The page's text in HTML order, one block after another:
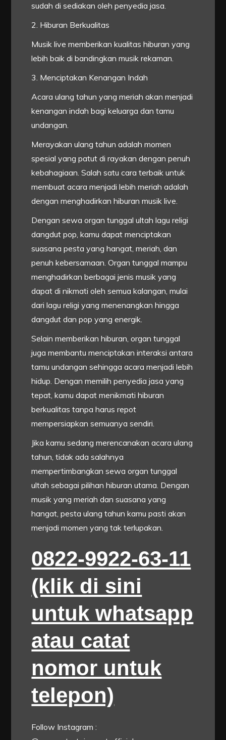
sudah di sediakan oleh penyedia jasa.
2. Hiburan Berkualitas
Musik live memberikan kualitas hiburan yang
lebih baik di bandingkan musik rekaman.
3. Menciptakan Kenangan Indah
Acara ulang tahun yang meriah akan menjadi
kenangan indah bagi keluarga dan tamu
undangan.
Merayakan ulang tahun adalah momen
spesial yang patut di rayakan dengan penuh
kebahagiaan. Salah satu cara terbaik untuk
membuat acara menjadi lebih meriah adalah
dengan menghadirkan hiburan musik live.
Dengan sewa organ tunggal ultah lagu religi
dangdut pop, kamu dapat menciptakan
suasana pesta yang hangat, meriah, dan
penuh kebersamaan. Organ tunggal mampu
menghadirkan berbagai jenis musik yang
dapat di nikmati oleh semua kalangan, mulai
dari lagu religi yang menenangkan hingga
dangdut dan pop yang energik.
Selain memberikan hiburan, organ tunggal
juga membantu menciptakan interaksi antara
tamu undangan sehingga acara menjadi lebih
hidup. Dengan memilih penyedia jasa yang
tepat, kamu dapat menikmati hiburan
berkualitas tanpa harus repot
mempersiapkan semuanya sendiri.
Jika kamu sedang merencanakan acara ulang
tahun, tidak ada salahnya
mempertimbangkan sewa organ tunggal
ultah sebagai pilihan hiburan utama. Dengan
musik yang meriah dan suasana yang
hangat, pesta ulang tahun kamu pasti akan
menjadi momen yang tak terlupakan.
0822-9922-63-11
(klik di sini
untuk whatsapp
atau catat
nomor untuk
telepon)
Follow Instagram :